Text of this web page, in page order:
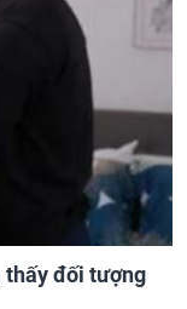
thấy đối tượng